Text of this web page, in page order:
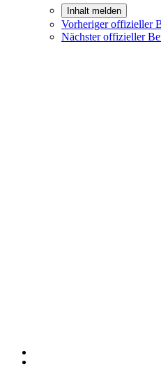
Inhalt melden
Vorheriger offizieller
Nächster offizieller